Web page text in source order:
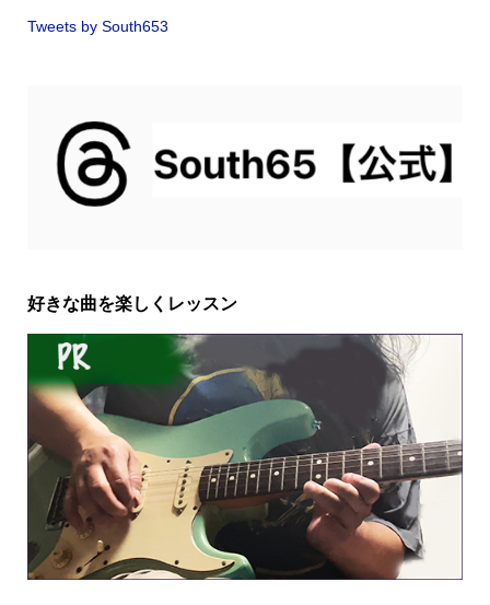
Tweets by South653
好きな曲を楽しくレッスン